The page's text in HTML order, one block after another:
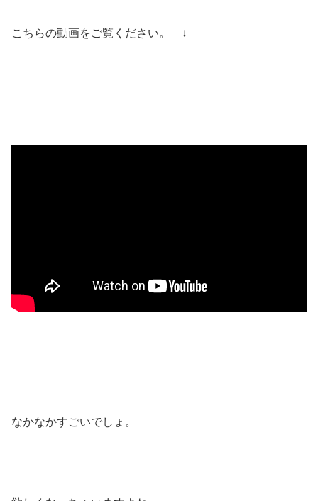
こちらの動画をご覧ください。 ↓
なかなかすごいでしょ。